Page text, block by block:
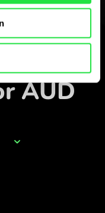
AUD